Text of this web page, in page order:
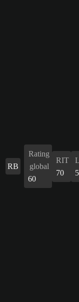
RB
Rating
global
60
RIT
70